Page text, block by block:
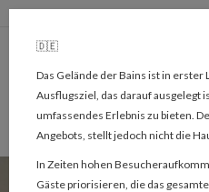
🇩🇪
Das Gelände der Bains ist in
Ausflugsziel, das darauf ausgelegt
umfassendes Erlebnis zu bieten.
Angebots, stellt jedoch nicht die
In Zeiten hohen
Gäste priorisieren, die das